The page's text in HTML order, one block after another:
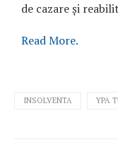
de cazare și
Read More.
INSOLVENTA YPA